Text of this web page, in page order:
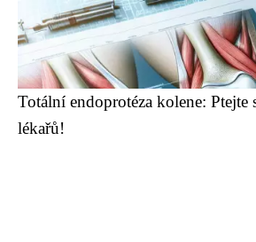
Totální endoprotéza kolene: Ptejte
lékařů!